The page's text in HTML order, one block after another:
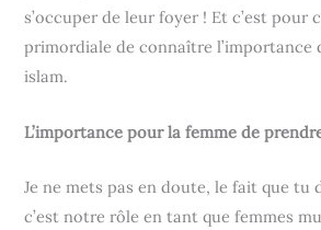
s’occuper de leur foyer ! Et c’est pour
primordiale de connaître l’importance
islam.
L’importance pour la femme de
Je ne mets pas en doute, le fait que tu
c’est notre rôle en tant que femmes